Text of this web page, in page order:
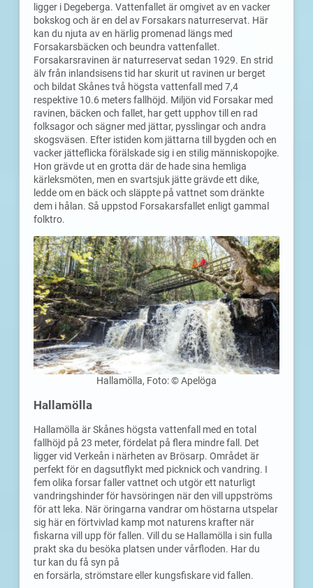
ligger i Degeberga. Vattenfallet är omgivet av en vacker
bokskog och är en del av Forsakars naturreservat. Här
kan du njuta av en härlig promenad längs med
Forsakarsbäcken och beundra vattenfallet.
Forsakarsravinen är naturreservat sedan 1929. En strid
älv från inlandsisens tid har skurit ut ravinen ur berget
och bildat Skånes två högsta vattenfall med 7,4
respektive 10.6 meters fallhöjd. Miljön vid Forsakar med
ravinen, bäcken och fallet, har gett upphov till en rad
folksagor och sägner med jättar, pysslingar och andra
skogsväsen. Efter istiden kom jättarna till bygden och en
vacker jätteflicka förälskade sig i en stilig människopojke.
Hon grävde ut en grotta där de hade sina hemliga
kärleksmöten, men en svartsjuk jätte grävde ett dike,
ledde om en bäck och släppte på vattnet som dränkte
dem i hålan. Så uppstod Forsakarsfallet enligt gammal
folktro.
Hallamölla, Foto: © Apelöga
Hallamölla
Hallamölla är Skånes högsta vattenfall med en total
fallhöjd på 23 meter, fördelat på flera mindre fall. Det
ligger vid Verkeån i närheten av Brösarp. Området är
perfekt för en dagsutflykt med picknick och vandring. I
fem olika forsar faller vattnet och utgör ett naturligt
vandringshinder för havsöringen när den vill uppströms
för att leka. När öringarna vandrar om höstarna utspelar
sig här en förtvivlad kamp mot naturens krafter när
fiskarna vill upp för fallen. Vill du se Hallamölla i sin fulla
prakt ska du besöka platsen under vårfloden. Har du
tur kan du få syn på
en forsärla, strömstare eller kungsfiskare vid fallen.